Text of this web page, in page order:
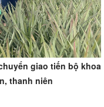
giao tiến bộ khoa
thanh niên